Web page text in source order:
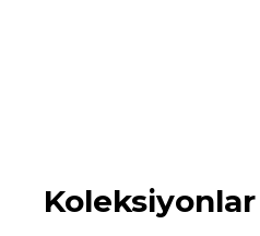
Koleksiyonlar